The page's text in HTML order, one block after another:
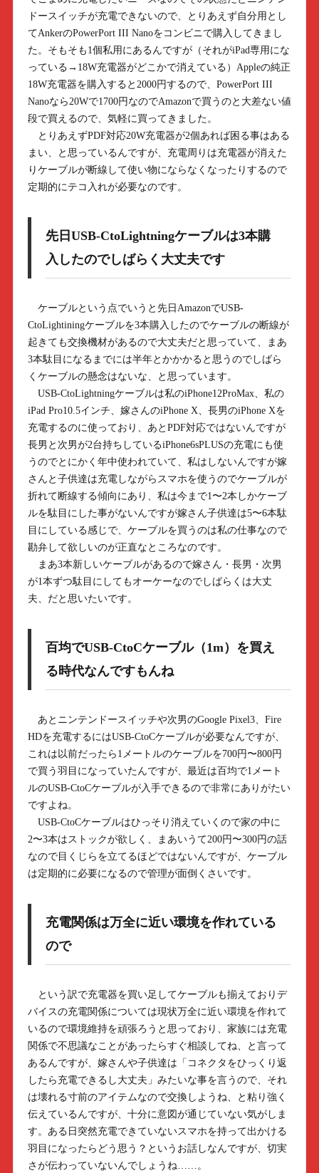
ドースイッチが充電できないので、とりあえず自分用とし
てAnkerのPowerPort III Nanoをコンビニで購入してきまし
た。そもそも1個私用にあるんですが（それがiPad専用にな
っている→18W充電器がどこかで消えている）Appleの純正
18W充電器を購入すると2000円するので、PowerPort III
Nanoなら20Wで1700円なのでAmazonで買うのと大差ない値
段で買えるので、気軽に買ってきました。
とりあえずPDF対応20W充電器が2個あれば困る事はある
まい、と思っているんですが、充電周りは充電器が消えた
りケーブルが断線して使い物にならなくなったりするので
定期的にテコ入れが必要なのです。
先日USB-CtoLightningケーブルは3本購
入したのでしばらく大丈夫です
ケーブルという点でいうと先日AmazonでUSB-
CtoLightiningケーブルを3本購入したのでケーブルの断線が
起きても交換機材があるので大丈夫だと思っていて、まあ
3本駄目になるまでには半年とかかかると思うのでしばら
くケーブルの懸念はないな、と思っています。
USB-CtoLightningケーブルは私のiPhone12ProMax、私の
iPad Pro10.5インチ、嫁さんのiPhone X、長男のiPhone Xを
充電するのに使っており、あとPDF対応ではないんですが
長男と次男が2台持ちしているiPhone6sPLUSの充電にも使
うのでとにかく年中使われていて、私はしないんですが嫁
さんと子供達は充電しながらスマホを使うのでケーブルが
折れて断線する傾向にあり、私は今まで1〜2本しかケーブ
ルを駄目にした事がないんですが嫁さん子供達は5〜6本駄
目にしている感じで、ケーブルを買うのは私の仕事なので
勘弁して欲しいのが正直なところなのです。
まあ3本新しいケーブルがあるので嫁さん・長男・次男
が1本ずつ駄目にしてもオーケーなのでしばらくは大丈
夫、だと思いたいです。
百均でUSB-CtoCケーブル（1m）を買え
る時代なんですもんね
あとニンテンドースイッチや次男のGoogle Pixel3、Fire
HDを充電するにはUSB-CtoCケーブルが必要なんですが、
これは以前だったら1メートルのケーブルを700円〜800円
で買う羽目になっていたんですが、最近は百均で1メート
ルのUSB-CtoCケーブルが入手できるので非常にありがたい
ですよね。
USB-CtoCケーブルはひっそり消えていくので家の中に
2〜3本はストックが欲しく、まあいうて200円〜300円の話
なので目くじらを立てるほどではないんですが、ケーブル
は定期的に必要になるので管理が面倒くさいです。
充電関係は万全に近い環境を作れている
ので
という訳で充電器を買い足してケーブルも揃えておりデ
バイスの充電関係については現状万全に近い環境を作れて
いるので環境維持を頑張ろうと思っており、家族には充電
関係で不思議なことがあったらすぐ相談してね、と言って
あるんですが、嫁さんや子供達は「コネクタをひっくり返
したら充電できるし大丈夫」みたいな事を言うので、それ
は壊れる寸前のアイテムなので交換しようね、と粘り強く
伝えているんですが、十分に意図が通じていない気がしま
す。ある日突然充電できていないスマホを持って出かける
羽目になったらどう思う？というお話しなんですが、切実
さが伝わっていないんでしょうね……。